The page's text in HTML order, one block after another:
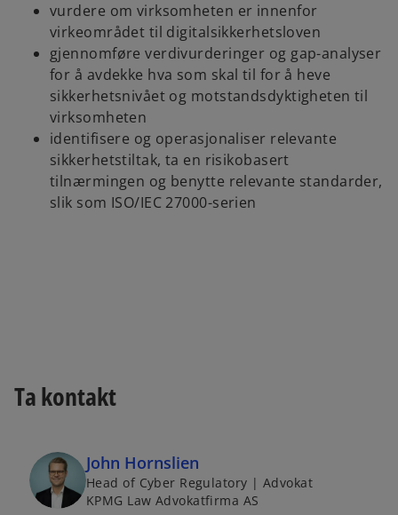
vurdere om virksomheten er innenfor
virkeområdet til digitalsikkerhetsloven
gjennomføre verdivurderinger og gap-analyser
for å avdekke hva som skal til for å heve
sikkerhetsnivået og motstandsdyktigheten til
virksomheten
identifisere og operasjonaliser relevante
sikkerhetstiltak, ta en risikobasert
tilnærmingen og benytte relevante standarder,
slik som ISO/IEC 27000-serien
Ta kontakt
John Hornslien
Head of Cyber Regulatory | Advokat
KPMG Law Advokatfirma AS